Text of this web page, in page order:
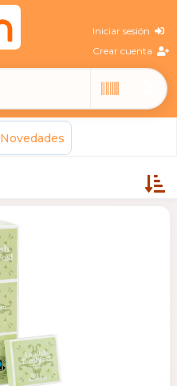
Iniciar sesión
Crear cuenta
Novedades